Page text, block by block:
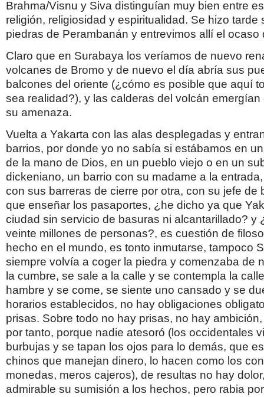
Brahma/Visnu y Siva distinguían muy bien entre
religión, religiosidad y espiritualidad. Se hizo tarde
piedras de Perambanán y entrevimos allí el ocaso
Claro que en Surabaya los veríamos de nuevo
volcanes de Bromo y de nuevo el día abría sus
balcones del oriente (¿cómo es posible que aquí
sea realidad?), y las calderas del volcán
su amenaza.
Vuelta a Yakarta con las alas desplegadas y
barrios, por donde yo no sabía si estábamos en
de la mano de Dios, en un pueblo viejo o en un
dickeniano, un barrio con su madame a la
con sus barreras de cierre por otra, con su jefe de
que enseñar los pasaportes, ¿he dicho ya que
ciudad sin servicio de basuras ni alcantarillado? y
veinte millones de personas?, es cuestión de
hecho en el mundo, es tonto inmutarse, tampoco
siempre volvía a coger la piedra y comenzaba de
la cumbre, se sale a la calle y se contempla la
hambre y se come, se siente uno cansado y se
horarios establecidos, no hay obligaciones
prisas. Sobre todo no hay prisas, no hay
por tanto, porque nadie atesoró (los occidentales
burbujas y se tapan los ojos para lo demás, que
chinos que manejan dinero, lo hacen como los
monedas, meros cajeros), de resultas no hay
admirable su sumisión a los hechos, pero rabia